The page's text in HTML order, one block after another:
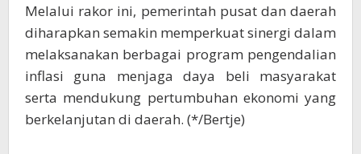
Melalui rakor ini, pemerintah pusat dan daerah
diharapkan semakin memperkuat sinergi dalam
melaksanakan berbagai program pengendalian
inflasi guna menjaga daya beli masyarakat
serta mendukung pertumbuhan ekonomi yang
berkelanjutan di daerah. (*/Bertje)